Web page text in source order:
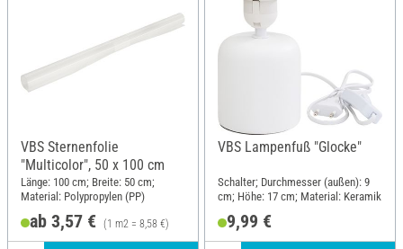
VBS Sternenfolie
"Multicolor", 50 x 100 cm
Länge: 100 cm; Breite: 50 cm;
Material: Polypropylen (PP)
ab 3,57 € (1 m2 = 8,58 €)
VBS Lampenfuß "Glocke"
Schalter; Durchmesser (außen): 9
cm; Höhe: 17 cm; Material: Keramik
9,99 €